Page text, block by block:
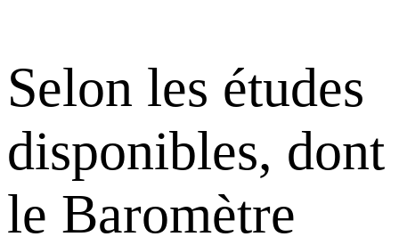
Selon les études
disponibles, dont
le Baromètre